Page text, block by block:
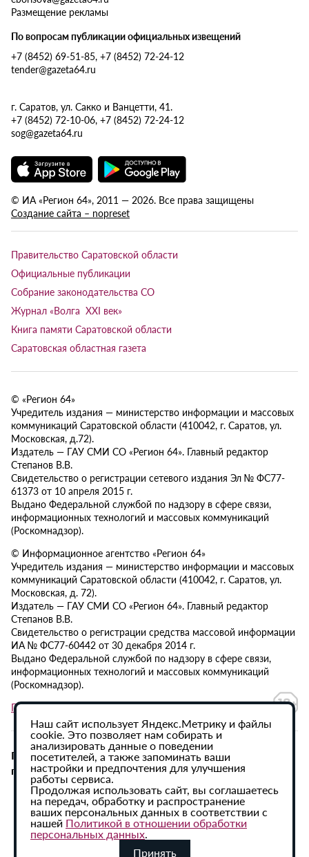
Размещение рекламы
По вопросам публикации официальных извещений
+7 (8452) 69-51-85, +7 (8452) 72-24-12
tender@gazeta64.ru
г. Саратов, ул. Сакко и Ванцетти, 41.
+7 (8452) 72-10-06, +7 (8452) 72-24-12
sog@gazeta64.ru
© ИА «Регион 64», 2011 — 2026. Все права защищены
Создание сайта – nopreset
Правительство Саратовской области
Официальные публикации
Собрание законодательства СО
Журнал «Волга XXI век»
Книга памяти Саратовской области
Саратовская областная газета
© «Регион 64»
Учредитель издания — министерство информации и массовых
коммуникаций Саратовской области (410042, г. Саратов, ул.
Московская, д.72).
Издатель — ГАУ СМИ СО «Регион 64». Главный редактор
Степанов В.В.
Свидетельство о регистрации сетевого издания Эл № ФС77-
61373 от 10 апреля 2015 г.
Выдано Федеральной службой по надзору в сфере связи,
информационных технологий и массовых коммуникаций
(Роскомнадзор).
© Информационное агентство «Регион 64»
Учредитель издания — министерство информации и массовых
коммуникаций Саратовской области (410042, г. Саратов, ул.
Московская, д. 72).
Издатель — ГАУ СМИ СО «Регион 64». Главный редактор
Степанов В.В.
Свидетельство о регистрации средства массовой информации
ИА № ФС77-60442 от 30 декабря 2014 г.
Выдано Федеральной службой по надзору в сфере связи,
информационных технологий и массовых коммуникаций
(Роскомнадзор).
Политика в отношении обработки персональных данных
При использовании материалов сайта активная
гиперссылка на ИА «Регион 64» обязательна.
Наш сайт использует Яндекс.Метрику и файлы
cookie. Это позволяет нам собирать и
анализировать данные о поведении
посетителей, а также запоминать ваши
настройки и предпочтения для улучшения
работы сервиса.
Продолжая использовать сайт, вы соглашаетесь
на передач, обработку и распространение
ваших персональных данных в соответствии с
нашей Политикой в отношении обработки
персональных данных.
Принять